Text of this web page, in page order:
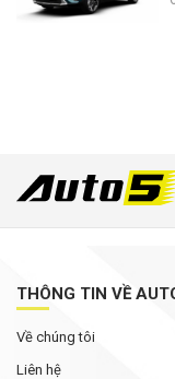
THÔNG TIN VỀ
Về chúng tôi
Liên hệ